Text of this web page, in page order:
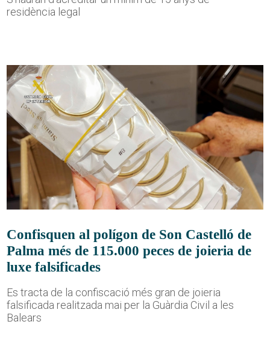
residència legal
Confisquen al polígon de Son Castelló de
Palma més de 115.000 peces de joieria de
luxe falsificades
Es tracta de la confiscació més gran de joieria
falsificada realitzada mai per la Guàrdia Civil a les
Balears